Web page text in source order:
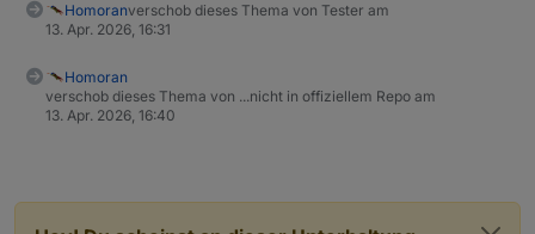
Homoranverschob dieses Thema von Tester am
13. Apr. 2026, 16:31
Homoran
verschob dieses Thema von ...nicht in offiziellem Repo am
13. Apr. 2026, 16:40